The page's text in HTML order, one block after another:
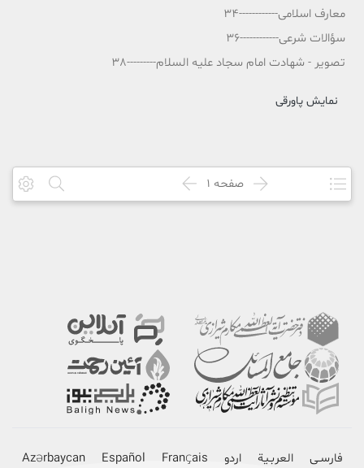
معارف اسلامی------------34
سؤالات شرعی------------36
تصویر - شهادت امام سجاد علیه السلام---------38
نمایش پاورقی
صفحه 1
فارسـی العربـیة اردو Français
Español
Azərbaycan